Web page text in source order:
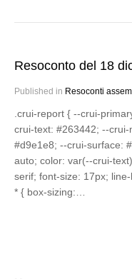
Resoconto del 18
Published in Resoconti
.crui-report { --crui-
crui-text: #263442; --
#d9e1e8; --crui-surface:
auto; color: var(--crui-
serif; font-size: 17px;
* { box-sizing:…